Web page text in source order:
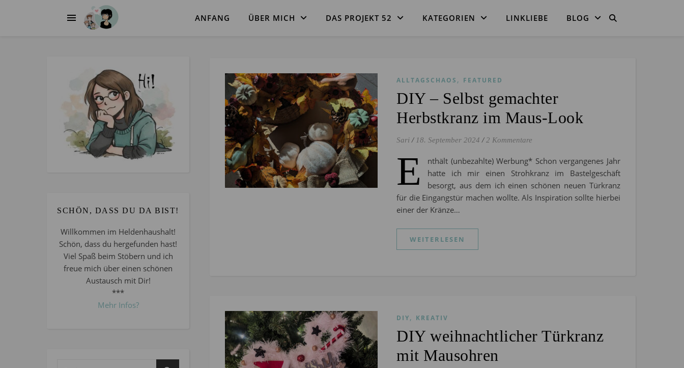
ANFANG ÜBER MICH DAS PROJEKT 52 KATEGORIEN LINKLIEBE BLOG
SCHÖN, DASS DU DA BIST!
Willkommen im Heldenhaushalt!
Schön, dass du hergefunden hast!
Viel Spaß beim Stöbern und ich
freue mich über einen schönen
Austausch mit Dir!
***
Mehr Infos?
ALLTAGSCHAOS , FEATURED
DIY – Selbst gemachter
Herbstkranz im Maus-Look
Sari / 18. September 2024 / 2 Kommentare
E
nthält (unbezahlte) Werbung* Schon vergangenes Jahr
hatte ich mir einen Strohkranz im Bastelgeschäft
besorgt, aus dem ich einen schönen neuen Türkranz
für die Eingangstür machen wollte. Als Inspiration sollte hierbei
einer der Kränze…
WEITERLESEN
DIY, KREATIV
DIY weihnachtlicher Türkranz
mit Mausohren